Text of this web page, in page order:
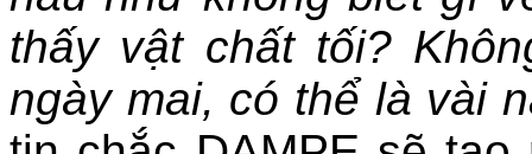
thấy vật chất tối?
ngày mai, có thể là vài